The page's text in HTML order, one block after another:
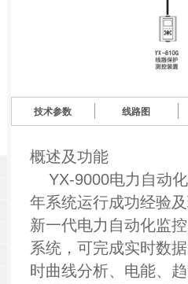
技术参数 线路图
概述及功能
YX-9000电力自动化
年系统运行成功经验
新一代电力自动化监
系统，可完成实时数
时曲线分析、电能、